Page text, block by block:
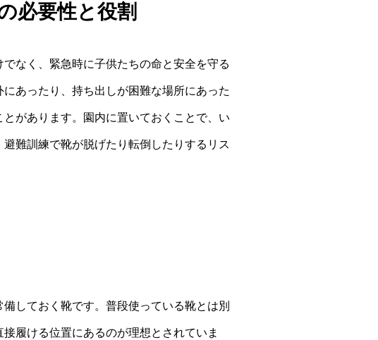
必要性と役割
なく、緊急時に子供たちの命と安全を守る
あったり、持ち出しが困難な場所にあった
があります。園内に置いておくことで、い
難訓練で靴が脱げたり転倒したりするリス
しておく靴です。普段使っている靴とは別
履ける位置にあるのが理想とされていま